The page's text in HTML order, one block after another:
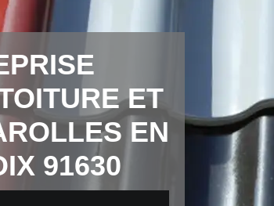
ET
EN
91630